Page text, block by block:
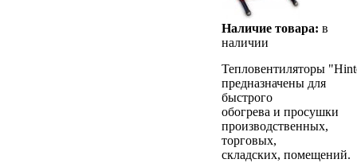
Наличие товара: в
наличии
Тепловентиляторы
предназначены для
быстрого
обогрева и просушки
производственных,
торговых,
складских, помещений.